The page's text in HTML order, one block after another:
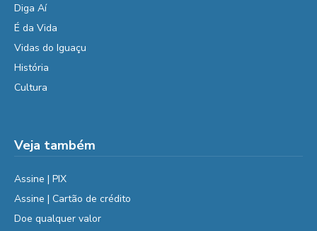
Diga Aí
É da Vida
Vidas do Iguaçu
História
Cultura
Veja também
Assine | PIX
Assine | Cartão de crédito
Doe qualquer valor